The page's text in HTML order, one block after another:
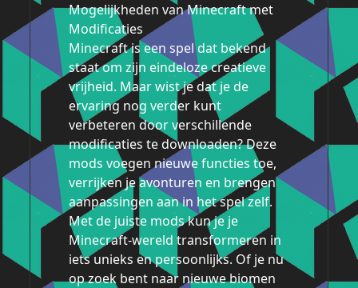
Mogelijkheden van Minecraft met
Modificaties
Minecraft is een spel dat bekend
staat om zijn eindeloze creatieve
vrijheid. Maar wist je dat je de
ervaring nog verder kunt
verbeteren door verschillende
modificaties te downloaden? Deze
mods voegen nieuwe functies toe,
verrijken je avonturen en brengen
aanpassingen aan in het spel zelf.
Met de juiste mods kun je je
Minecraft-wereld transformeren in
iets unieks en persoonlijks. Of je nu
op zoek bent naar nieuwe biomen